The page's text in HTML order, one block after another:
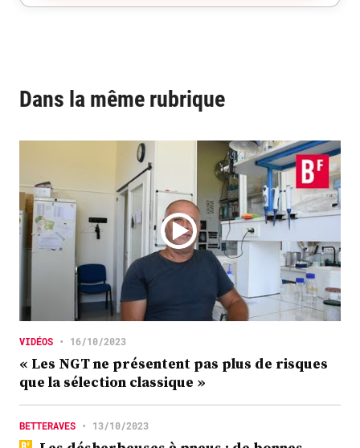
Dans la même rubrique
VIDÉOS • 16/10/2023
« Les NGT ne présentent pas plus de risques
que la sélection classique »
BETTERAVES • 13/10/2023